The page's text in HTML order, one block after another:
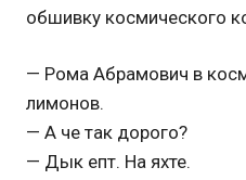
обшивку космического
— Рома Абрамович в
лимонов.
— А че так дорого?
— Дык епт. На яхте.